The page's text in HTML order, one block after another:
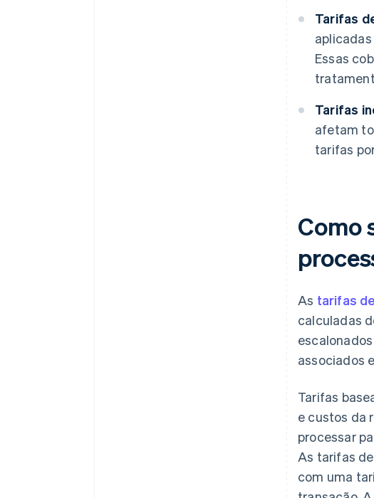
Tarifas
Essas
Tarifas
afetam
tarifas
Como
As tarifas
calculadas
associados
Tarifas
e custos da
processar
As tarifas
com uma